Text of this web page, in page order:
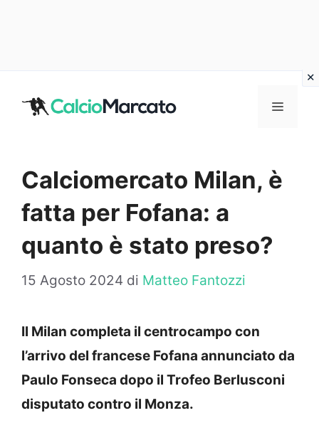
MENU
Calciomercato Milan, è
fatta per Fofana: a
quanto è stato preso?
15 Agosto 2024 di Matteo Fantozzi
Il Milan completa il centrocampo con
l’arrivo del francese Fofana annunciato da
Paulo Fonseca dopo il Trofeo Berlusconi
disputato contro il Monza.